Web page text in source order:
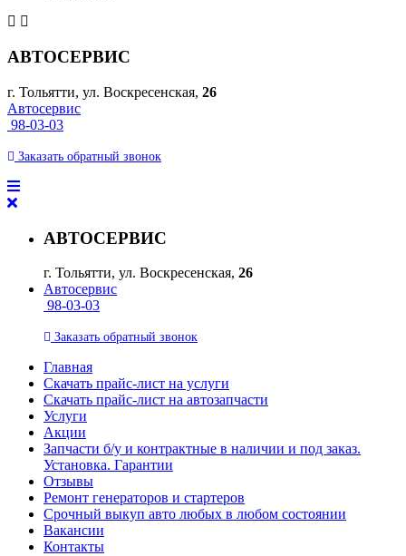
АВТОСЕРВИС
г. Тольятти, ул. Воскресенская, 26
Автосервис
98-03-03
Заказать обратный звонок
АВТОСЕРВИС
г. Тольятти, ул. Воскресенская, 26
Автосервис
98-03-03
Заказать обратный звонок
Главная
Скачать прайс-лист на услуги
Скачать прайс-лист на автозапчасти
Услуги
Акции
Запчасти б/у и контрактные в наличии и под заказ.
Установка. Гарантии
Отзывы
Ремонт генераторов и стартеров
Cрочный выкуп авто любых в любом состоянии
Вакансии
Контакты